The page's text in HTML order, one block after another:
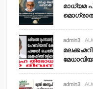
മാധ്യമ
admin3
admin3